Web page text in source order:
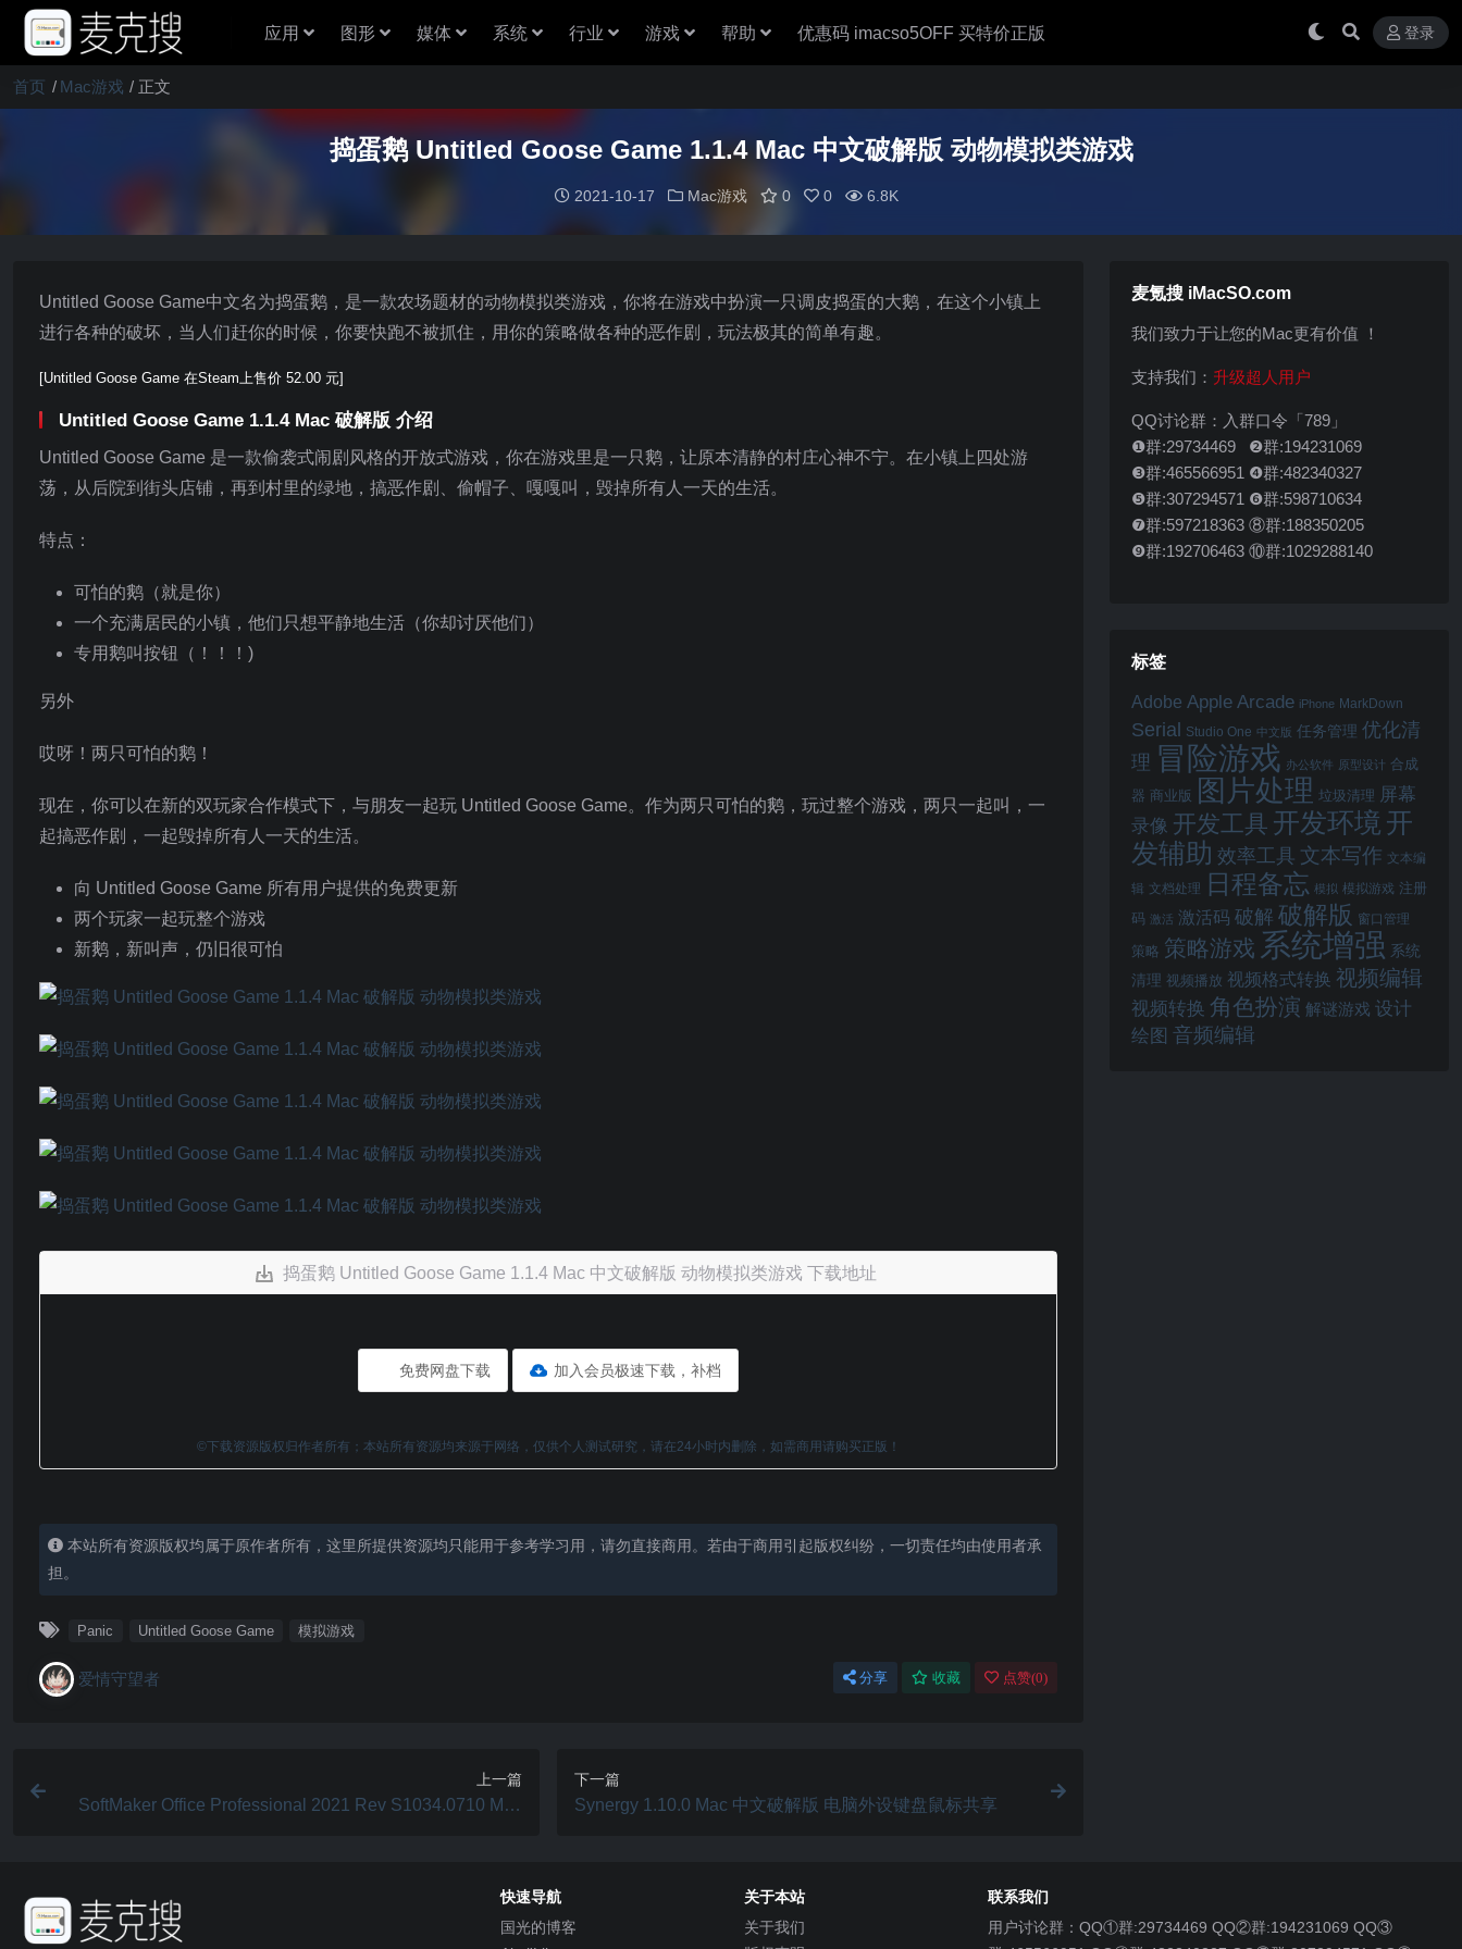
应用 图形 媒体 系统 行业 游戏 帮助 优惠码 imacso5OFF 买特价正版 登录
首页 Mac游戏 正文
捣蛋鹅 Untitled Goose Game 1.1.4 Mac 中文破解版 动物模拟类游戏
2021-10-17 Mac游戏 0 0 6.8K
Untitled Goose Game中文名为捣蛋鹅，是一款农场题材的动物模拟类游戏，你将在游戏中扮演一只调皮捣蛋的大鹅，在这个小镇上
进行各种的破坏，当人们赶你的时候，你要快跑不被抓住，用你的策略做各种的恶作剧，玩法极其的简单有趣。
[Untitled Goose Game 在Steam上售价 52.00 元]
Untitled Goose Game 1.1.4 Mac 破解版 介绍
Untitled Goose Game 是一款偷袭式闹剧风格的开放式游戏，你在游戏里是一只鹅，让原本清静的村庄心神不宁。在小镇上四处游
荡，从后院到街头店铺，再到村里的绿地，搞恶作剧、偷帽子、嘎嘎叫，毁掉所有人一天的生活。
特点：
可怕的鹅（就是你）
一个充满居民的小镇，他们只想平静地生活（你却讨厌他们）
专用鹅叫按钮（！！！)
另外
哎呀！两只可怕的鹅！
现在，你可以在新的双玩家合作模式下，与朋友一起玩 Untitled Goose Game。作为两只可怕的鹅，玩过整个游戏，两只一起叫，一
起搞恶作剧，一起毁掉所有人一天的生活。
向 Untitled Goose Game 所有用户提供的免费更新
两个玩家一起玩整个游戏
新鹅，新叫声，仍旧很可怕
捣蛋鹅 Untitled Goose Game 1.1.4 Mac 中文破解版 动物模拟类游戏 下载地址
免费网盘下载 加入会员极速下载，补档
©下载资源版权归作者所有；本站所有资源均来源于网络，仅供个人测试研究，请在24小时内删除，如需商用请购买正版！
本站所有资源版权均属于原作者所有，这里所提供资源均只能用于参考学习用，请勿直接商用。若由于商用引起版权纠纷，一切责任均由使用者承
担。
Panic Untitled Goose Game 模拟游戏
爱情守望者 分享 收藏 点赞(0)
上一篇
SoftMaker Office Professional 2021 Rev S1034.0710 Mac
下一篇
Synergy 1.10.0 Mac 中文破解版 电脑外设键盘鼠标共享
麦氪搜 iMacSO.com
我们致力于让您的Mac更有价值 ！
支持我们： 升级超人用户
QQ讨论群：入群口令「789」
❶群:29734469 ❷群:194231069
❸群:465566951 ❹群:482340327
❺群:307294571 ❻群:598710634
❼群:597218363 ⑧群:188350205
❾群:192706463 ⑩群:1029288140
标签
Adobe Apple Arcade iPhone MarkDown
Serial Studio One 中文版 任务管理 优化清
理 冒险游戏 办公软件 原型设计 合成
器 商业版 图片处理 垃圾清理 屏幕
录像 开发工具 开发环境 开
发辅助 效率工具 文本写作 文本编
辑 文档处理 日程备忘 模拟 模拟游戏 注册
码 激活 激活码 破解 破解版 窗口管理
策略 策略游戏 系统增强 系统
清理 视频播放 视频格式转换 视频编辑
视频转换 角色扮演 解谜游戏 设计
绘图 音频编辑
快速导航
国光的博客
关于本站
关于我们
联系我们
用户讨论群：QQ①群:29734469 QQ②群:194231069 QQ③